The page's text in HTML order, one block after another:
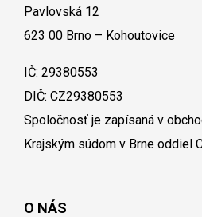
Pavlovská 12
623 00 Brno – Kohoutovice
IČ: 29380553
DIČ: CZ29380553
Spoločnosť je zapísaná v
Krajským súdom v Brne oddiel
O NÁS